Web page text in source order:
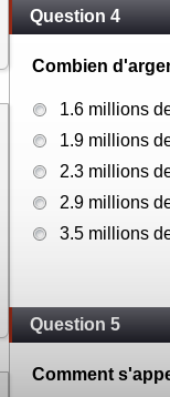
Question 4
Combien
1.6 millions
1.9 millions
2.3 millions
2.9 millions
3.5 millions
Question 5
Comment